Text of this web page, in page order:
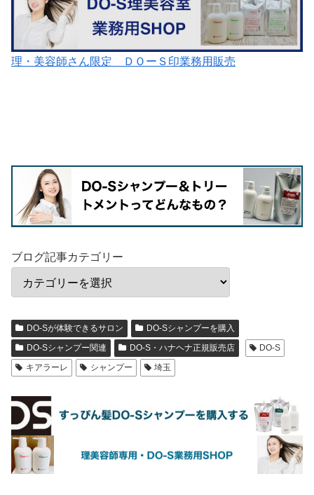
理・美容師さん限定 ＤＯーＳ印業務用販売
ブログ記事カテゴリー
DO-Sが体験できるサロン
DO-Sシャンプーを購入
DO-Sシャンプー関連
DO-S・ハナヘナ正規販売店
DO-S
キアラーレ
シャンプー 埼玉